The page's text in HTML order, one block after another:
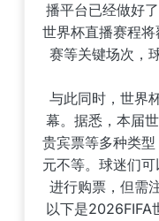
播平台已经做好
世界杯直播赛程
赛等关键场次，
与此同时，世界
幕。据悉，本届
贵宾票等多种类
元不等。球迷们
进行购票，但需
以下是2026FIFA